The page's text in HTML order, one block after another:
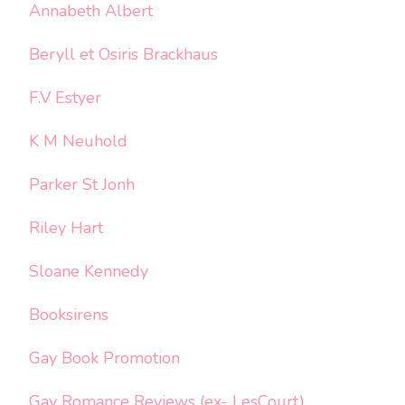
Annabeth Albert
Beryll et Osiris Brackhaus
F.V Estyer
K M Neuhold
Parker St Jonh
Riley Hart
Sloane Kennedy
Booksirens
Gay Book Promotion